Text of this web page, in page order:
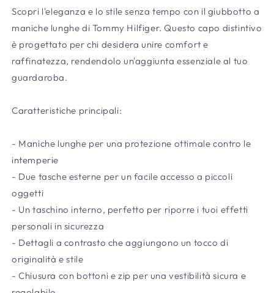
Scopri l'eleganza e lo stile senza tempo con il giubbotto a
maniche lunghe di Tommy Hilfiger. Questo capo distintivo
è progettato per chi desidera unire comfort e
raffinatezza, rendendolo un'aggiunta essenziale al tuo
guardaroba.
Caratteristiche principali:
- Maniche lunghe per una protezione ottimale contro le
intemperie
- Due tasche esterne per un facile accesso a piccoli
oggetti
- Un taschino interno, perfetto per riporre i tuoi effetti
personali in sicurezza
- Dettagli a contrasto che aggiungono un tocco di
originalità e stile
- Chiusura con bottoni e zip per una vestibilità sicura e